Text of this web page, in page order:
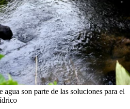
agua son parte de las soluciones para el